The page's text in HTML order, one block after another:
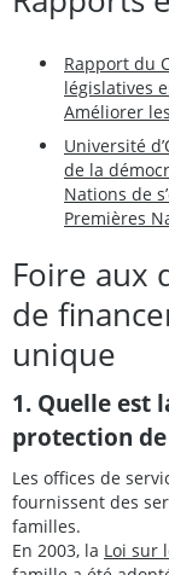
Rapport du
législatives
Améliorer
Université
de la
Nations de
Premières
Foire aux
de
unique
1. Quelle est
protection de
Les offices de
fournissent des
familles.
En 2003, la Loi sur